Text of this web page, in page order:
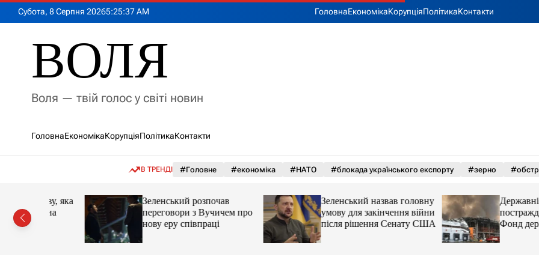
Субота, 8 Серпня 20265:25:39AM ГоловнаЕкономікаКорупціяПолітикаКонтакти
ВОЛЯ
Воля — твій голос у світі новин
ГоловнаЕкономікаКорупціяПолітикаКонтакти
В ТРЕНДІ #Головне #економіка #НАТО #блокада українського експорту #зерно
на
Зеленський розпочав
переговори з Вучичем про
нову еру співпраці
Зеленський назвав головну
умову для закінчення війни
після рішення Сенату США
Державні склади
постраждалого
Фонд держмайна
завдання від